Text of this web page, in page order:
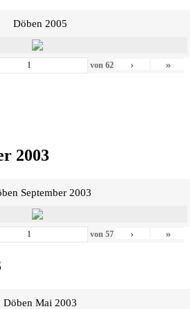
Döben 2005
von 62 › »
2003
September 2003
von 57 › »
Döben Mai 2003